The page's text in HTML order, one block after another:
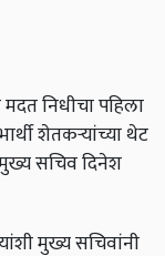
निधीचा पहिला
शेतकऱ्यांच्या थेट
सचिव दिनेश
मुख्य सचिवांनी